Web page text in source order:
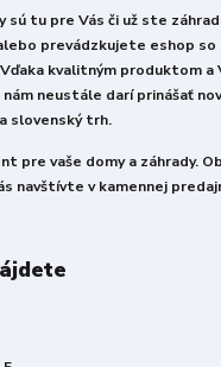
sú tu pre Vás či už ste
prevádzkujete eshop so
kvalitným produktom a
nám neustále darí prinášať
slovenský trh.
pre vaše domy a záhrady.
navštívte v kamennej